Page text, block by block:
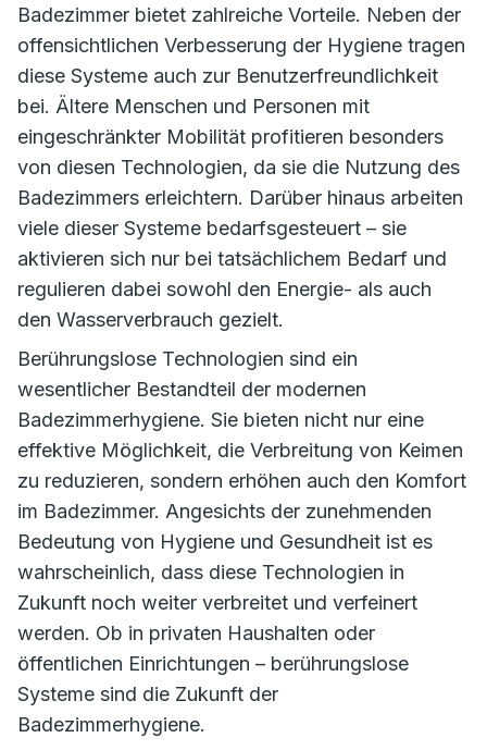
Badezimmer bietet zahlreiche Vorteile. Neben der
offensichtlichen Verbesserung der Hygiene tragen
diese Systeme auch zur Benutzerfreundlichkeit
bei. Ältere Menschen und Personen mit
eingeschränkter Mobilität profitieren besonders
von diesen Technologien, da sie die Nutzung des
Badezimmers erleichtern. Darüber hinaus arbeiten
viele dieser Systeme bedarfsgesteuert – sie
aktivieren sich nur bei tatsächlichem Bedarf und
regulieren dabei sowohl den Energie- als auch
den Wasserverbrauch gezielt.
Berührungslose Technologien sind ein
wesentlicher Bestandteil der modernen
Badezimmerhygiene. Sie bieten nicht nur eine
effektive Möglichkeit, die Verbreitung von Keimen
zu reduzieren, sondern erhöhen auch den Komfort
im Badezimmer. Angesichts der zunehmenden
Bedeutung von Hygiene und Gesundheit ist es
wahrscheinlich, dass diese Technologien in
Zukunft noch weiter verbreitet und verfeinert
werden. Ob in privaten Haushalten oder
öffentlichen Einrichtungen – berührungslose
Systeme sind die Zukunft der
Badezimmerhygiene.